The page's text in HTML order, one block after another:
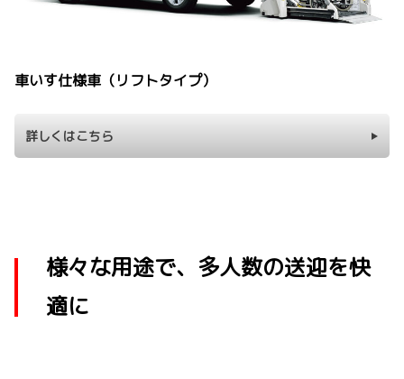
車いす仕様車（リフトタイプ）
詳しくはこちら
様々な用途で、多人数の送迎を快
適に